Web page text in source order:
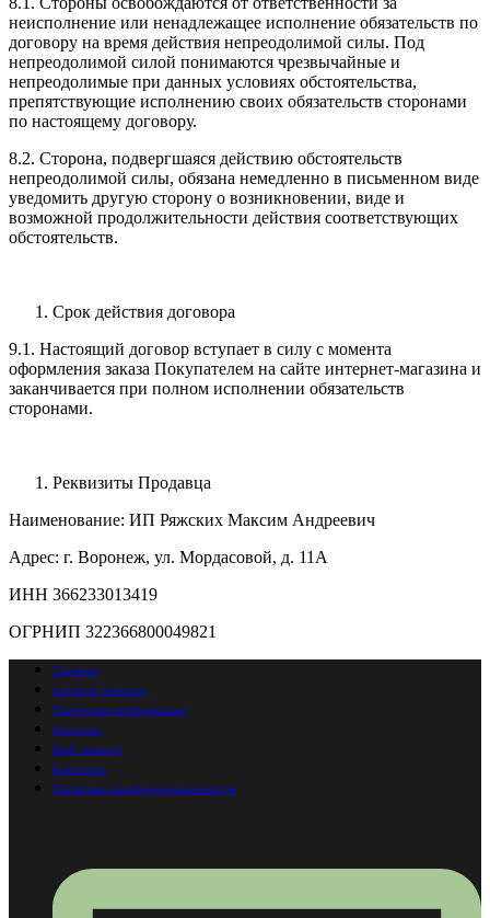
неисполнение или ненадлежащее исполнение обязательств по
договору на время действия непреодолимой силы. Под
непреодолимой силой понимаются чрезвычайные и
непреодолимые при данных условиях обстоятельства,
препятствующие исполнению своих обязательств сторонами
по настоящему договору.
8.2. Сторона, подвергшаяся действию обстоятельств
непреодолимой силы, обязана немедленно в письменном виде
уведомить другую сторону о возникновении, виде и
возможной продолжительности действия соответствующих
обстоятельств.
Срок действия договора
9.1. Настоящий договор вступает в силу с момента
оформления заказа Покупателем на сайте интернет-магазина и
заканчивается при полном исполнении обязательств
сторонами.
Реквизиты Продавца
Наименование: ИП Ряжских Максим Андреевич
Адрес: г. Воронеж, ул. Мордасовой, д. 11А
ИНН 366233013419
ОГРНИП 322366800049821
Главная
Каталог винила
Полезная информация
Корзина
Мой аккаунт
Контакты
Политика конфиденциальности